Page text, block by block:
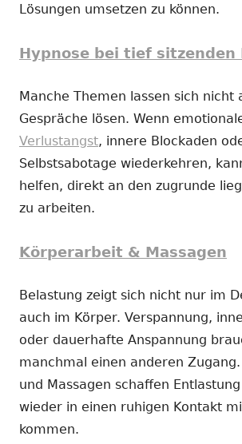
Lösungen umsetzen zu können.
Hypnose bei tief sitzenden
Manche Themen lassen sich nicht
Gespräche lösen. Wenn
Verlustangst, innere Blockaden
Selbstsabotage wiederkehren,
helfen, direkt an den zugrunde
zu arbeiten.
Körperarbeit & Massagen
Belastung zeigt sich nicht nur im
auch im Körper. Verspannung,
oder dauerhafte Anspannung
manchmal einen anderen
und Massagen schaffen
wieder in einen ruhigen Kontakt
kommen.